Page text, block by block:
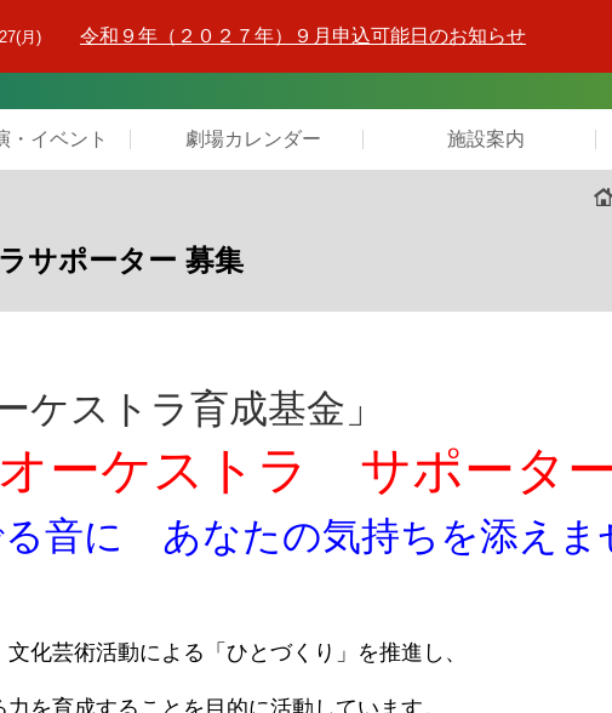
月) 令和９年（２０２７年）９月申込可能日のお知らせ
・イベント 劇場カレンダー 施設案内
サポーター 募集
ケストラ育成基金」
ーケストラ サポータ
る音に あなたの気持ちを添えま
化芸術活動による「ひとづくり」を推進し、